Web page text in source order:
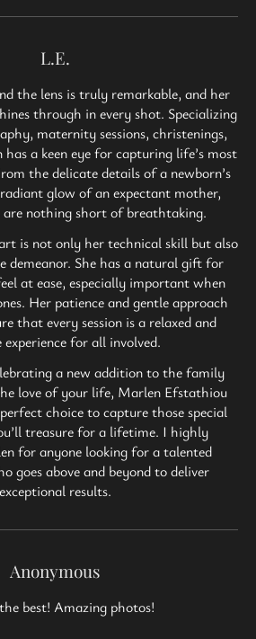
L.E.
the lens is truly remarkable, and her
through in every shot. Specializing
maternity sessions, christenings,
a keen eye for capturing life’s most
the delicate details of a newborn’s
glow of an expectant mother,
are nothing short of breathtaking.
is not only her technical skill but also
demeanor. She has a natural gift for
at ease, especially important when
Her patience and gentle approach
that every session is a relaxed and
experience for all involved.
a new addition to the family
love of your life, Marlen Efstathiou
choice to capture those special
treasure for a lifetime. I highly
for anyone looking for a talented
goes above and beyond to deliver
exceptional results.
Anonymous
best! Amazing photos!